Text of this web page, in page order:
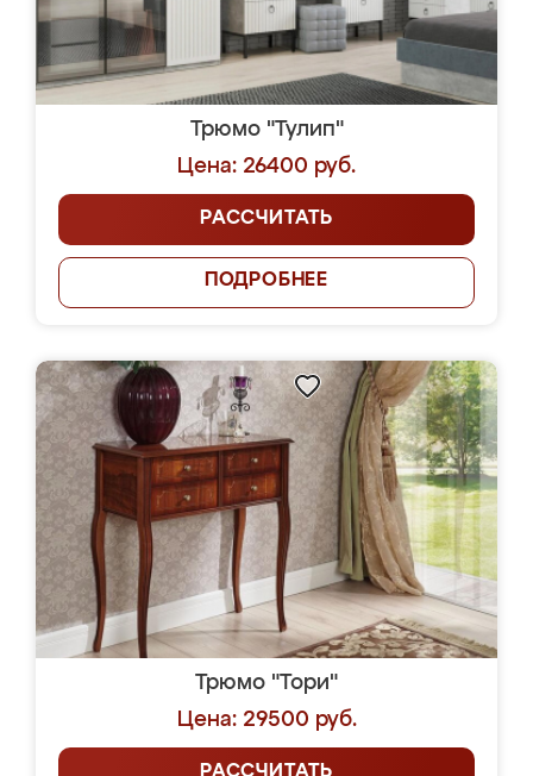
Трюмо "Тулип"
Цена: 26400 руб.
РАССЧИТАТЬ
ПОДРОБНЕЕ
Трюмо "Тори"
Цена: 29500 руб.